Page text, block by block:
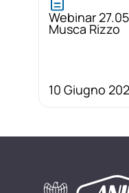
Webinar
Musca Rizzo
10 Giugno